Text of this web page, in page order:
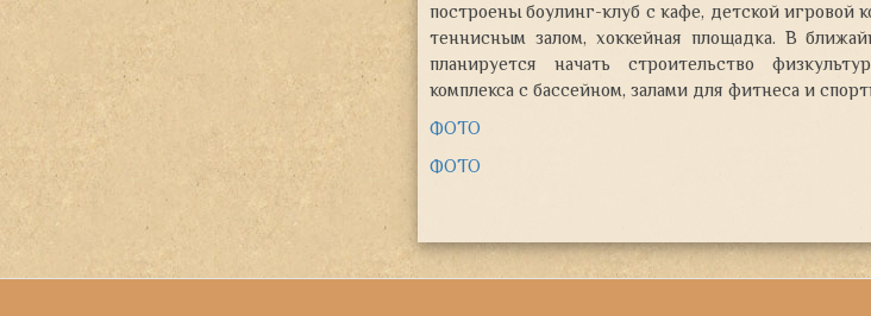
построены боулинг-клуб с кафе, детской игровой
теннисным залом, хоккейная площадка. В
планируется начать строительство
комплекса с бассейном, залами для фитнеса и
ФОТО
ФОТО